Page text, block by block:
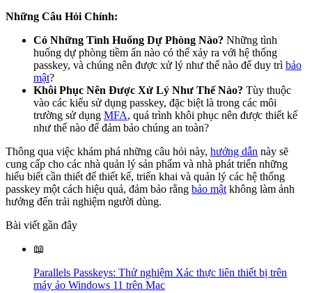
Những Câu Hỏi Chính:
Có Những Tình Huống Dự Phòng Nào? Những tình
huống dự phòng tiềm ẩn nào có thể xảy ra với hệ thống
passkey, và chúng nên được xử lý như thế nào để duy trì bảo
mật?
Khôi Phục Nên Được Xử Lý Như Thế Nào? Tùy thuộc
vào các kiểu sử dụng passkey, đặc biệt là trong các môi
trường sử dụng MFA, quá trình khôi phục nên được thiết kế
như thế nào để đảm bảo chúng an toàn?
Thông qua việc khám phá những câu hỏi này, hướng dẫn này sẽ
cung cấp cho các nhà quản lý sản phẩm và nhà phát triển những
hiểu biết cần thiết để thiết kế, triển khai và quản lý các hệ thống
passkey một cách hiệu quả, đảm bảo rằng bảo mật không làm ảnh
hưởng đến trải nghiệm người dùng.
Bài viết gần đây
📖
Parallels Passkeys: Thử nghiệm Xác thực liên thiết bị trên
máy ảo Windows 11 trên Mac